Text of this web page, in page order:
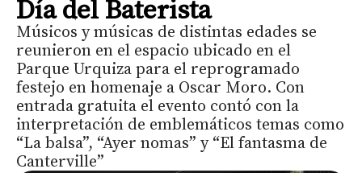
Día del Baterista
Músicos y músicas de distintas edades se
reunieron en el espacio ubicado en el
Parque Urquiza para el reprogramado
festejo en homenaje a Oscar Moro. Con
entrada gratuita el evento contó con la
interpretación de emblemáticos temas como
“La balsa”, “Ayer nomas” y “El fantasma de
Canterville”